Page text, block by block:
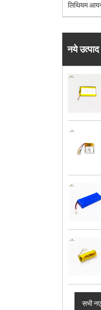
लिथियम
नये उत्पाद
सभी